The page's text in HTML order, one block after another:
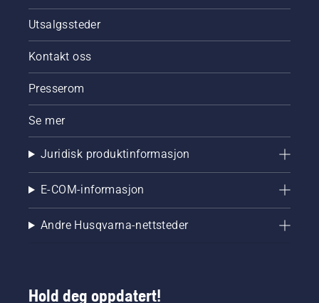
Utsalgssteder
Kontakt oss
Presserom
Se mer
Juridisk produktinformasjon
E-COM-informasjon
Andre Husqvarna-nettsteder
Hold deg oppdatert!